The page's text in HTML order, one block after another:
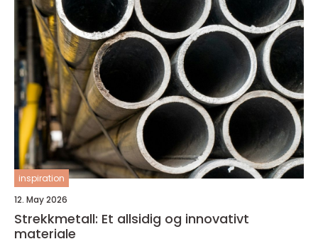
inspiration
12. May 2026
Strekkmetall: Et allsidig og innovativt
materiale